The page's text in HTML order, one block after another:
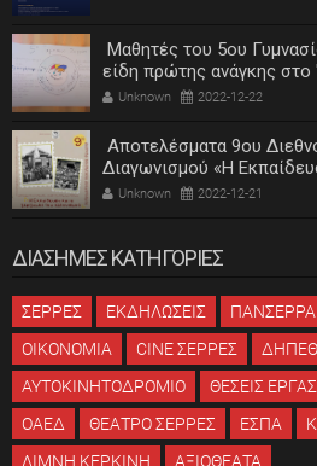
Μαθητές του 5ου
είδη πρώτης ανάγκης
Unknown 2022-12-22
Αποτελέσματα 9ου
Διαγωνισμού «Η
ελληνισμού»
Unknown 2022-12-21
ΔΙΑΣΗΜΕΣ ΚΑΤΗΓΟΡΙΕΣ
ΣΕΡΡΕΣ ΕΚΔΗΛΩΣΕΙΣ
ΟΙΚΟΝΟΜΙΑ
CINE ΣΕΡΡΕΣ
ΑΥΤΟΚΙΝΗΤΟΔΡΟΜΙΟ
ΘΕΣΕΙΣ
ΟΑΕΔ
ΘΕΑΤΡΟ ΣΕΡΡΕΣ ΕΣΠΑ
ΛΙΜΝΗ ΚΕΡΚΙΝΗ
ΑΞΙΟΘΕΑΤΑ